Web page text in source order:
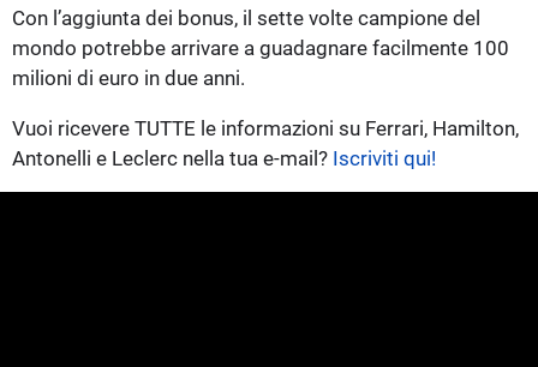
Con l’aggiunta dei bonus, il sette volte campione del
mondo potrebbe arrivare a guadagnare facilmente 100
milioni di euro in due anni.
Vuoi ricevere TUTTE le informazioni su Ferrari, Hamilton,
Antonelli e Leclerc nella tua e-mail? Iscriviti qui!